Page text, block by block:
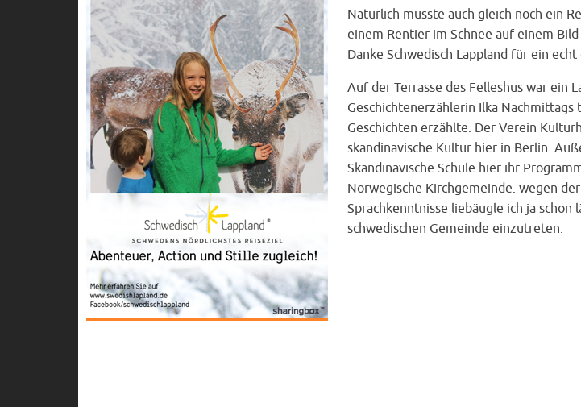
Natürlich musste auch gleich noch ein
einem Rentier im Schnee auf einem
Danke Schwedisch Lappland für ein echt
Auf der Terrasse des Felleshus war ein
Geschichtenerzählerin Ilka Nachmittags
Geschichten erzählte. Der Verein
skandinavische Kultur hier in Berlin.
Skandinavische Schule hier ihr
Norwegische Kirchgemeinde. wegen
Sprachkenntnisse liebäugle ich ja schon
schwedischen Gemeinde einzutreten.